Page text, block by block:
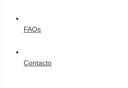
FAQs
Contacto